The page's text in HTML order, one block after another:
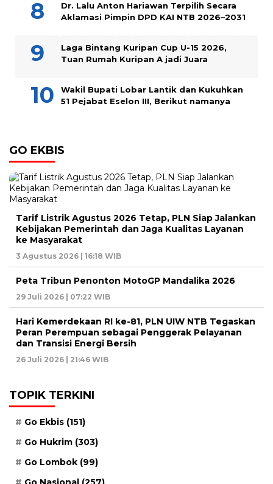
Dr. Lalu Anton Hariawan Terpilih Secara
Aklamasi Pimpin DPD KAI NTB 2026–2031
Laga Bintang Kuripan Cup U-15 2026,
Tuan Rumah Kuripan A jadi Juara
Wakil Bupati Lobar Lantik dan Kukuhkan
51 Pejabat Eselon III, Berikut namanya
GO EKBIS
Tarif Listrik Agustus 2026 Tetap, PLN Siap Jalankan
Kebijakan Pemerintah dan Jaga Kualitas Layanan
ke Masyarakat
3 Agustus 2026 | 16:18 WIB
Peta Tribun Penonton MotoGP Mandalika 2026
29 Juli 2026 | 07:22 WIB
Hari Kemerdekaan RI ke-81, PLN UIW NTB Tegaskan
Peran Perempuan sebagai Penggerak Pelayanan
dan Transisi Energi Bersih
26 Juli 2026 | 21:46 WIB
TOPIK TERKINI
Go Ekbis (151)
Go Hukrim (303)
Go Lombok (99)